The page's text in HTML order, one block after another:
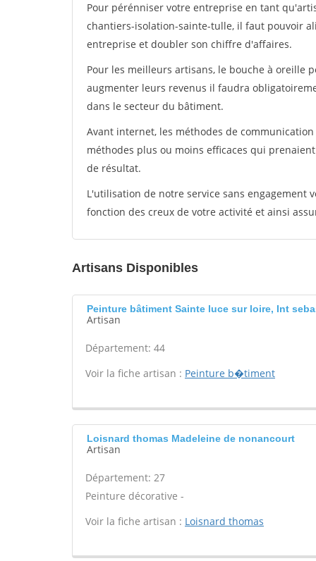
Pour pérénniser votre entreprise en tant
chantiers-isolation-sainte-tulle, il faut pouvoir
entreprise et doubler son chiffre d'affaires.
Pour les meilleurs artisans, le bouche à oreille
augmenter leurs revenus il faudra
dans le secteur du bâtiment.
Avant internet, les méthodes de
méthodes plus ou moins efficaces qui
de résultat.
L'utilisation de notre service sans engagement
fonction des creux de votre activité et ainsi
Artisans Disponibles
Peinture bâtiment Sainte luce sur loire, Int
Artisan
Département: 44
Voir la fiche artisan : Peinture b�timent
Loisnard thomas Madeleine de nonancourt
Artisan
Département: 27
Peinture décorative -
Voir la fiche artisan : Loisnard thomas